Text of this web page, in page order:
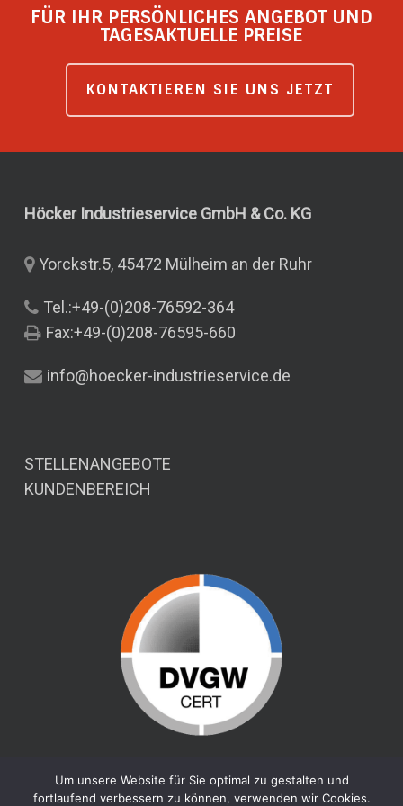
FÜR IHR PERSÖNLICHES ANGEBOT UND
TAGESAKTUELLE PREISE
KONTAKTIEREN SIE UNS JETZT
Höcker Industrieservice GmbH & Co. KG
Yorckstr.5, 45472 Mülheim an der Ruhr
Tel.:+49-(0)208-76592-364
Fax:+49-(0)208-76595-660
info@hoecker-industrieservice.de
STELLENANGEBOTE
KUNDENBEREICH
Um unsere Website für Sie optimal zu gestalten und
fortlaufend verbessern zu können, verwenden wir Cookies.